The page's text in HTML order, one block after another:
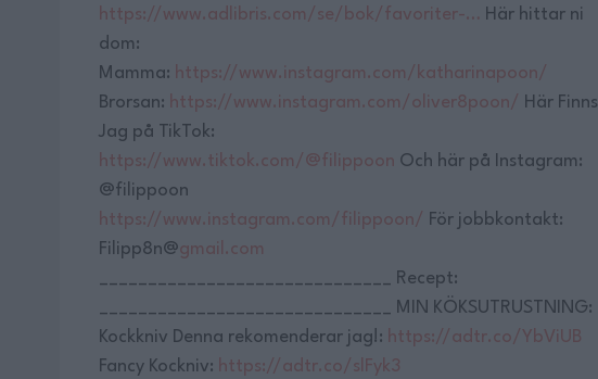
https://www.adlibris.com/se/bok/favoriter-… Här hittar ni
dom:
Mamma: https://www.instagram.com/katharinapoon/
Brorsan: https://www.instagram.com/oliver8poon/ Här Finns
Jag på TikTok:
https://www.tiktok.com/@filippoon Och här på Instagram:
@filippoon
https://www.instagram.com/filippoon/ För jobbkontakt:
Filipp8n@gmail.com
______________________________ Recept:
______________________________ MIN KÖKSUTRUSTNING:
Kockkniv Denna rekomenderar jag!: https://adtr.co/YbViUB
Fancy Kockniv: https://adtr.co/slFyk3